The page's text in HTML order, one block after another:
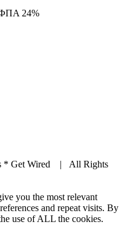
ΦΠΑ 24%
* Get Wired | All Rights
you the most relevant
and repeat visits. By
use of ALL the cookies.